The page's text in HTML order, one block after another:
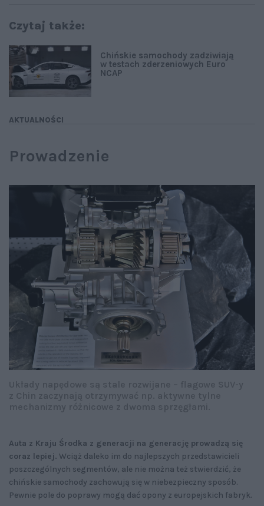
Czytaj także:
AKTUALNOŚCI
Chińskie samochody zadziwiają
w testach zderzeniowych Euro
NCAP
Prowadzenie
Auta z Kraju Środka z generacji na generację prowadzą się
coraz lepiej. Wciąż daleko im do najlepszych przedstawicieli
poszczególnych segmentów, ale nie można też stwierdzić, że
chińskie samochody zachowują się w niebezpieczny sposób.
Pewnie pole do poprawy mogą dać opony z europejskich fabryk.